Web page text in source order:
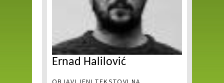
Ernad Halilović